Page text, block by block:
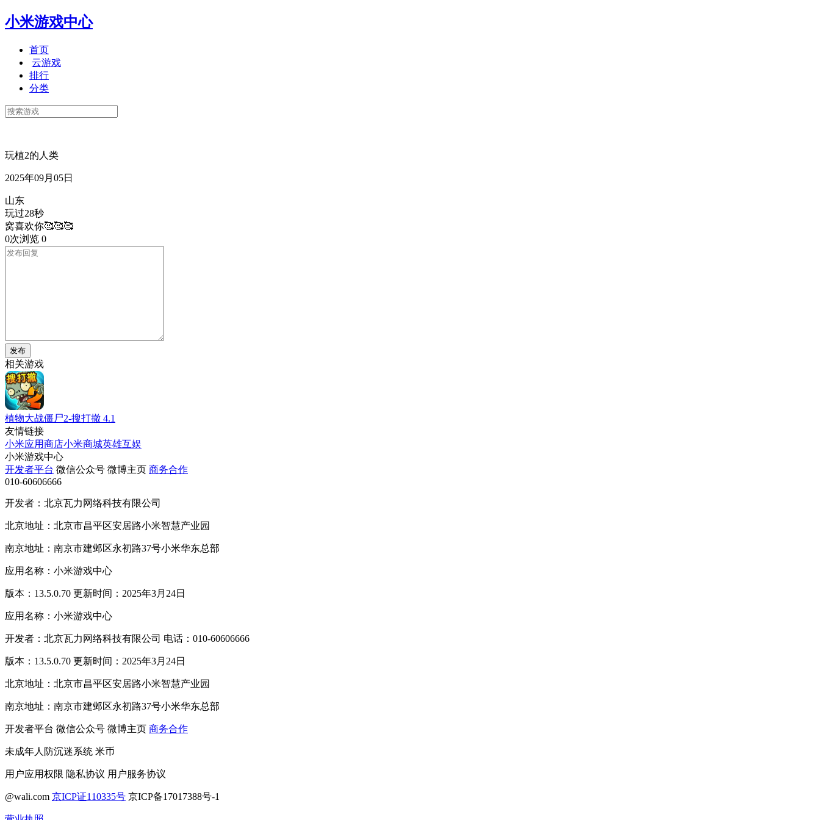
小米游戏中心
首页
云游戏
排行
分类
玩植2的人类
2025年09月05日
山东
玩过28秒
窝喜欢你🥰🥰🥰
0次浏览 0
发布
相关游戏
植物大战僵尸2-搜打撤 4.1
友情链接
小米应用商店小米商城英雄互娱
小米游戏中心
开发者平台 微信公众号 微博主页 商务合作
010-60606666
开发者：北京瓦力网络科技有限公司
北京地址：北京市昌平区安居路小米智慧产业园
南京地址：南京市建邺区永初路37号小米华东总部
应用名称：小米游戏中心
版本：13.5.0.70 更新时间：2025年3月24日
应用名称：小米游戏中心
开发者：北京瓦力网络科技有限公司 电话：010-60606666
版本：13.5.0.70 更新时间：2025年3月24日
北京地址：北京市昌平区安居路小米智慧产业园
南京地址：南京市建邺区永初路37号小米华东总部
开发者平台 微信公众号 微博主页 商务合作
未成年人防沉迷系统 米币
用户应用权限 隐私协议 用户服务协议
@wali.com 京ICP证110335号 京ICP备17017388号-1